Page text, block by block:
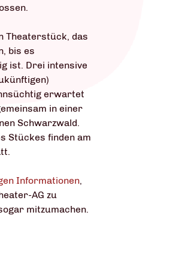
Theaterstück, das
bis es
ist. Drei intensive
erwartet
in einer
Schwarzwald.
Stückes finden am
Informationen,
AG zu
mitzumachen.